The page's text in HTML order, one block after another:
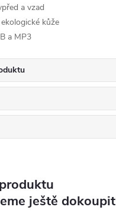
a vzad
kůže
a MP3
ještě dokoupit